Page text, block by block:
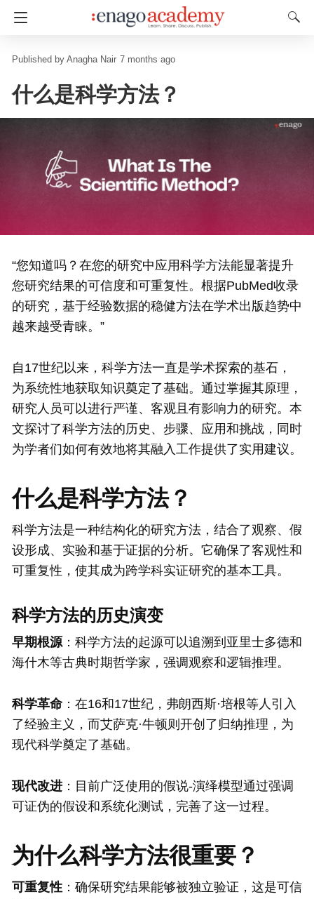
Anagha Nair 7 months ago
什么是科学方法？
“您知道吗？在您的研究中应用科学方法能显著提升
您研究结果的可信度和可重复性。根据PubMed收录
的研究，基于经验数据的稳健方法在学术出版趋势中
越来越受青睐。”
自17世纪以来，科学方法一直是学术探索的基石，
为系统性地获取知识奠定了基础。通过掌握其原理，
研究人员可以进行严谨、客观且有影响力的研究。本
文探讨了科学方法的历史、步骤、应用和挑战，同时
为学者们如何有效地将其融入工作提供了实用建议。
什么是科学方法？
科学方法是一种结构化的研究方法，结合了观察、假
设形成、实验和基于证据的分析。它确保了客观性和
可重复性，使其成为跨学科实证研究的基本工具。
科学方法的历史演变
早期根源：科学方法的起源可以追溯到亚里士多德和
海什木等古典时期哲学家，强调观察和逻辑推理。
科学革命：在16和17世纪，弗朗西斯·培根等人引入
了经验主义，而艾萨克·牛顿则开创了归纳推理，为
现代科学奠定了基础。
现代改进 ：目前广泛使用的假说-演绎模型通过强调
可证伪的假设和系统化测试，完善了这一过程。
为什么科学方法很重要？
可重复性 ：确保研究结果能够被独立验证，这是可信